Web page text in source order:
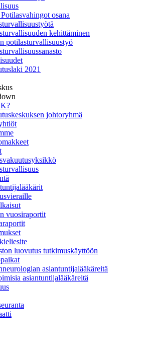
osana
kehittäminen
potilasturvallisuustyö
2021
johtoryhmä
vuosiraportit
luovutus tutkimuskäyttöön
asiantuntijalääkäreitä
asiantuntijalääkäreitä